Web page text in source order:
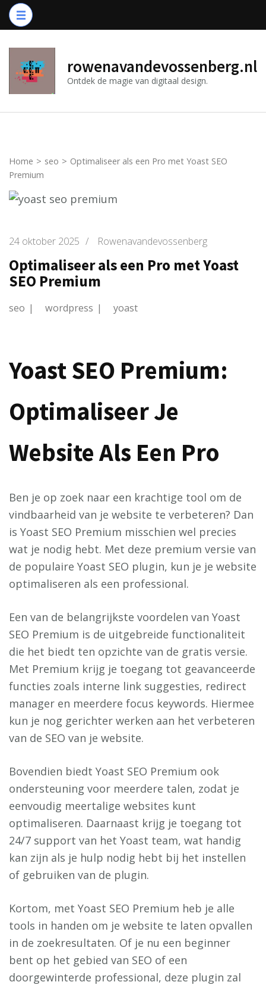
Ga
naar
(druk
Enter)
rowenavandevossenberg.nl
Ontdek de magie van digitaal design.
Home > seo > Optimaliseer als een Pro met Yoast SEO
Premium
24 oktober 2025 / Rowenavandevossenberg
Optimaliseer als een Pro met Yoast
SEO Premium
seo wordpress yoast
Yoast SEO Premium:
Optimaliseer Je
Website Als Een Pro
Ben je op zoek naar een krachtige tool om de
vindbaarheid van je website te verbeteren? Dan
is Yoast SEO Premium misschien wel precies
wat je nodig hebt. Met deze premium versie van
de populaire Yoast SEO plugin, kun je je website
optimaliseren als een professional.
Een van de belangrijkste voordelen van Yoast
SEO Premium is de uitgebreide functionaliteit
die het biedt ten opzichte van de gratis versie.
Met Premium krijg je toegang tot geavanceerde
functies zoals interne link suggesties, redirect
manager en meerdere focus keywords. Hiermee
kun je nog gerichter werken aan het verbeteren
van de SEO van je website.
Bovendien biedt Yoast SEO Premium ook
ondersteuning voor meerdere talen, zodat je
eenvoudig meertalige websites kunt
optimaliseren. Daarnaast krijg je toegang tot
24/7 support van het Yoast team, wat handig
kan zijn als je hulp nodig hebt bij het instellen
of gebruiken van de plugin.
Kortom, met Yoast SEO Premium heb je alle
tools in handen om je website te laten opvallen
in de zoekresultaten. Of je nu een beginner
bent op het gebied van SEO of een
doorgewinterde professional, deze plugin zal